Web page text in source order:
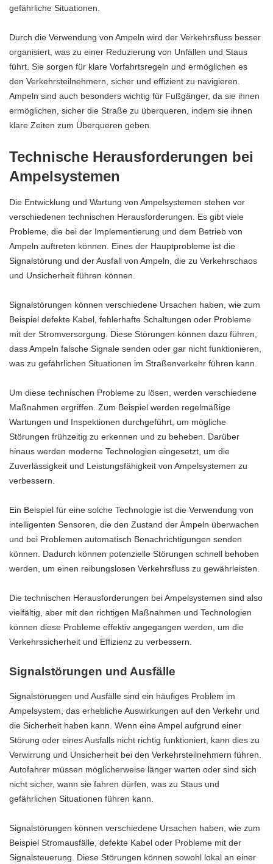
gefährliche Situationen.
Durch die Verwendung von Ampeln wird der Verkehrsfluss besser
organisiert, was zu einer Reduzierung von Unfällen und Staus
führt. Sie sorgen für klare Vorfahrtsregeln und ermöglichen es
den Verkehrsteilnehmern, sicher und effizient zu navigieren.
Ampeln sind auch besonders wichtig für Fußgänger, da sie ihnen
ermöglichen, sicher die Straße zu überqueren, indem sie ihnen
klare Zeiten zum Überqueren geben.
Technische Herausforderungen bei
Ampelsystemen
Die Entwicklung und Wartung von Ampelsystemen stehen vor
verschiedenen technischen Herausforderungen. Es gibt viele
Probleme, die bei der Implementierung und dem Betrieb von
Ampeln auftreten können. Eines der Hauptprobleme ist die
Signalstörung und der Ausfall von Ampeln, die zu Verkehrschaos
und Unsicherheit führen können.
Signalstörungen können verschiedene Ursachen haben, wie zum
Beispiel defekte Kabel, fehlerhafte Schaltungen oder Probleme
mit der Stromversorgung. Diese Störungen können dazu führen,
dass Ampeln falsche Signale senden oder gar nicht funktionieren,
was zu gefährlichen Situationen im Straßenverkehr führen kann.
Um diese technischen Probleme zu lösen, werden verschiedene
Maßnahmen ergriffen. Zum Beispiel werden regelmäßige
Wartungen und Inspektionen durchgeführt, um mögliche
Störungen frühzeitig zu erkennen und zu beheben. Darüber
hinaus werden moderne Technologien eingesetzt, um die
Zuverlässigkeit und Leistungsfähigkeit von Ampelsystemen zu
verbessern.
Ein Beispiel für eine solche Technologie ist die Verwendung von
intelligenten Sensoren, die den Zustand der Ampeln überwachen
und bei Problemen automatisch Benachrichtigungen senden
können. Dadurch können potenzielle Störungen schnell behoben
werden, um einen reibungslosen Verkehrsfluss zu gewährleisten.
Die technischen Herausforderungen bei Ampelsystemen sind also
vielfältig, aber mit den richtigen Maßnahmen und Technologien
können diese Probleme effektiv angegangen werden, um die
Verkehrssicherheit und Effizienz zu verbessern.
Signalstörungen und Ausfälle
Signalstörungen und Ausfälle sind ein häufiges Problem im
Ampelsystem, das erhebliche Auswirkungen auf den Verkehr und
die Sicherheit haben kann. Wenn eine Ampel aufgrund einer
Störung oder eines Ausfalls nicht richtig funktioniert, kann dies zu
Verwirrung und Unsicherheit bei den Verkehrsteilnehmern führen.
Autofahrer müssen möglicherweise länger warten oder sind sich
nicht sicher, wann sie fahren dürfen, was zu Staus und
gefährlichen Situationen führen kann.
Signalstörungen können verschiedene Ursachen haben, wie zum
Beispiel Stromausfälle, defekte Kabel oder Probleme mit der
Signalsteuerung. Diese Störungen können sowohl lokal an einer